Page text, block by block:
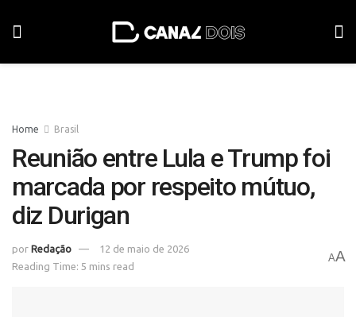
Home Brasil
Reunião entre Lula e Trump foi
marcada por respeito mútuo,
diz Durigan
por Redação
12 de maio de 2026
Reading Time: 5 mins read
AA